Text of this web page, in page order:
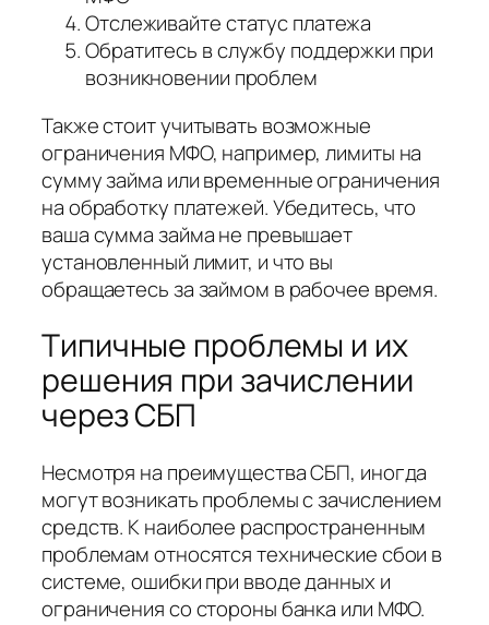
Отслеживайте статус платежа
Обратитесь в службу поддержки при
возникновении проблем
Также стоит учитывать возможные
ограничения МФО, например, лимиты на
сумму займа или временные ограничения
на обработку платежей. Убедитесь, что
ваша сумма займа не превышает
установленный лимит, и что вы
обращаетесь за займом в рабочее время.
Типичные проблемы и их
решения при зачислении
через СБП
Несмотря на преимущества СБП, иногда
могут возникать проблемы с зачислением
средств. К наиболее распространенным
проблемам относятся технические сбои в
системе, ошибки при вводе данных и
ограничения со стороны банка или МФО.